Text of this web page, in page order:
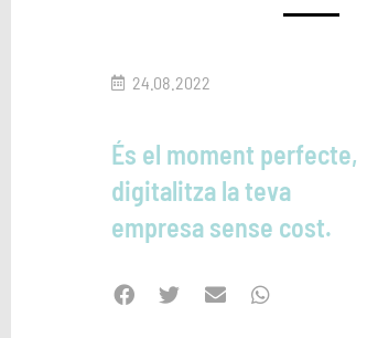
24.08.2022
És el moment perfecte,
digitalitza la teva
empresa sense cost.